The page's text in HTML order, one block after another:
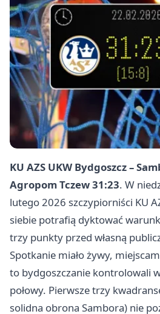
KU AZS UKW Bydgoszcz –
Agropom Tczew 31:23. W
lutego 2026 szczypiorniści KU
siebie potrafią dyktować
trzy punkty przed własną
Spotkanie miało żywy,
to bydgoszczanie kontrolowali
połowy. Pierwsze trzy
solidna obrona Sambora) nie